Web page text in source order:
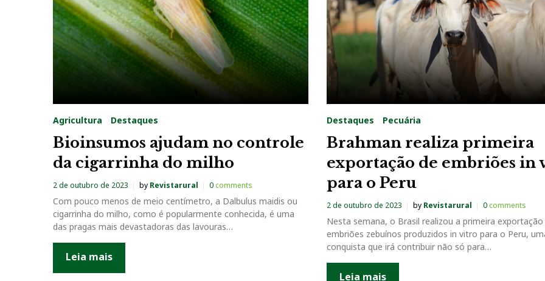
Agricultura Destaques
Bioinsumos ajudam no controle
da cigarrinha do milho
2 de outubro de 2023 by Revistarural 0comments
Com pouco menos de meio centímetro, a Dalbulus maidis ou
cigarrinha do milho, como é popularmente conhecida, é uma
das pragas mais devastadoras das lavouras…
Leia mais
Destaques Pecuária
Brahman realiza primeira
exportação de embriões in
para o Peru
2 de outubro de 2023 by Revistarural 0comments
Nesta semana, o Brasil realizou a primeira exportação
embriões zebuínos produzidos in vitro para o Peru,
conquista que irá contribuir não só para…
Leia mais